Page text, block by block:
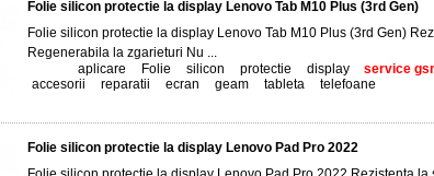
Folie silicon protectie la display Lenovo Tab M10 Plus (3rd Gen)
Folie silicon protectie la display Lenovo Tab M10 Plus (3rd Gen)
Regenerabila la zgarieturi Nu ...
aplicare Folie silicon protectie display, service
accesorii
reparatii ecran geam tableta telefoane
Folie silicon protectie la display Lenovo Pad Pro 2022